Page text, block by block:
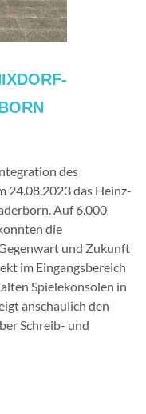
des
24.08.2023 das Heinz-
Auf 6.000
die
und Zukunft
im Eingangsbereich
Spielekonsolen in
anschaulich den
Schreib- und